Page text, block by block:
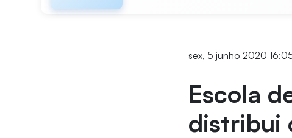
sex, 5 junho 2020
Escola
distribui